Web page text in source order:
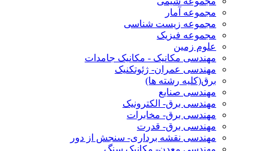
مجموعه آمار
مجموعه زیست شناسی
مجموعه فیزیک
علوم زمین
مهندسی مکانیک - مکانیک جامدات
مهندسی عمران- ژئوتکنیک
برق(کلیه رشته ها)
مهندسی صنایع
مهندسی برق- الکترونیک
مهندسی برق- مخابرات
مهندسی برق- قدرت
مهندسی نقشه برداری- سنجش از دور